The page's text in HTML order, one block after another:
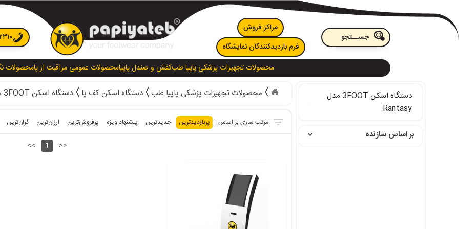
مراکز فروش
فرم بازدیدکنندگان نمایشگاه
محصولات تجهیزات پزشکی پاپیا طبکفش و صندل پاپیامحصولات عمومی مراقبت از پامحصولات
محصولات تجهیزات پزشکی پاپیا طب دستگاه اسکن کف پا دستگاه اسکن 3FOOT مدل Rantasy
پربازدیدترین جدیدترین پیشنهاد ویژه پرفروش‌ترین‌ ارزان‌ترین گران‌ترین
<< 1 >>
دستگاه اسکن 3FOOT مدل
Rantasy
بر اساس سازنده